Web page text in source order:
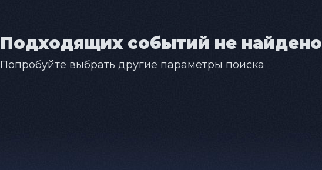
Подходящих событий не найдено
Попробуйте выбрать другие параметры поиска